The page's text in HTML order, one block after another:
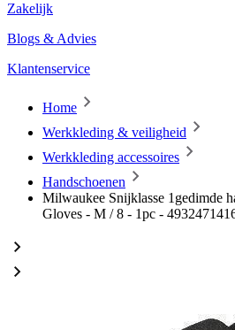
Zakelijk
Blogs & Advies
Klantenservice
Home
Werkkleding & veiligheid
Werkkleding accessoires
Handschoenen
Milwaukee Snijklasse 1gedimde
Gloves - M / 8 - 1pc -